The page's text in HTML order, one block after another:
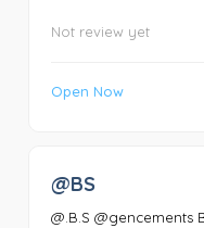
Not review yet
Open Now
@BS
@.B.S @gencements